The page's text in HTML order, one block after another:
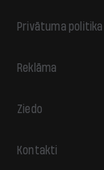
Privātuma politika
Reklāma
Ziedo
Kontakti